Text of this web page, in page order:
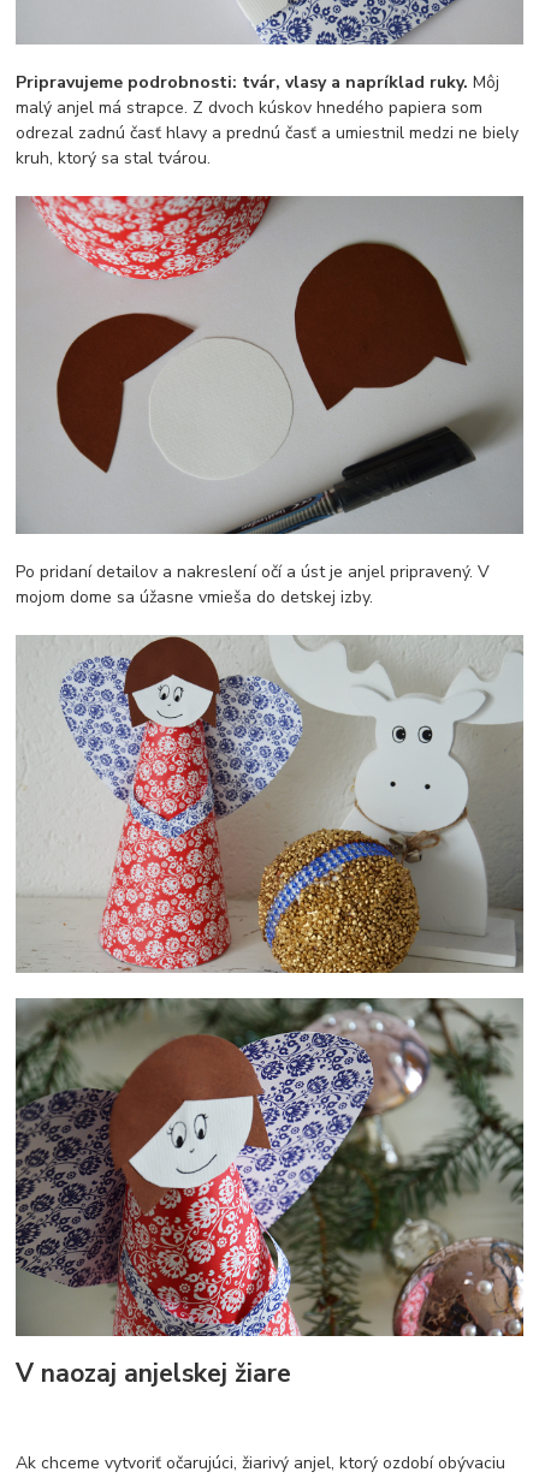
Pripravujeme podrobnosti: tvár, vlasy a napríklad ruky.Môj
malý anjel má strapce. Z dvoch kúskov hnedého papiera som
odrezal zadnú časť hlavy a prednú časť a umiestnil medzi ne biely
kruh, ktorý sa stal tvárou.
Po pridaní detailov a nakreslení očí a úst je anjel pripravený. V
mojom dome sa úžasne vmieša do detskej izby.
V naozaj anjelskej žiare
Ak chceme vytvoriť očarujúci, žiarivý anjel, ktorý ozdobí obývaciu